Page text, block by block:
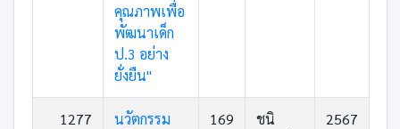
คุณภาพเพื่อ
พัฒนาเด็ก
ป.3 อย่าง
ยั่งยืน"
1277
นวัตกรรม
169
ชนิ
2567